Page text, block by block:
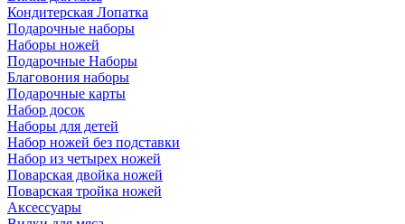
Кондитерская Лопатка
Подарочные наборы
Наборы ножей
Подарочные Наборы
Благовония наборы
Подарочные карты
Набор досок
Наборы для детей
Набор ножей без подставки
Набор из четырех ножей
Поварская двойка ножей
Поварская тройка ножей
Аксессуары